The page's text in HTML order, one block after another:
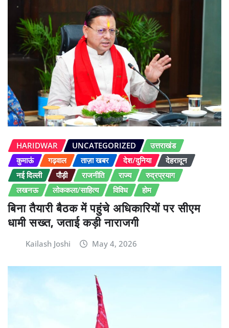
HARIDWAR UNCATEGORIZED
उत्तराखंड
कुमाऊं
गढ़वाल ताज़ा खबर देश/दुनिया
देहरादून
नई दिल्ली
पौड़ी राजनीति राज्य
रुद्रप्रयाग
लखनऊ
लोककला/साहित्य विविध होम
बिना तैयारी बैठक में पहुंचे अधिकारियों पर सीएम
धामी सख्त, जताई कड़ी नाराजगी
Kailash Joshi May 4, 2026